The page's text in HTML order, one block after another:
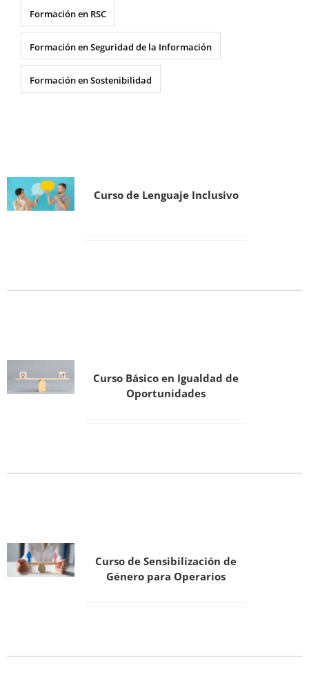
Formación en RSC
Formación en Seguridad de la Información
Formación en Sostenibilidad
Curso de Lenguaje Inclusivo
Curso Básico en Igualdad de
Oportunidades
Curso de Sensibilización de
Género para Operarios